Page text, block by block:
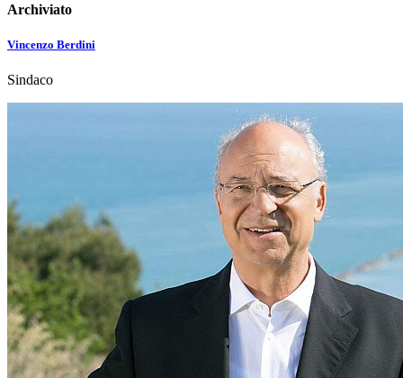
Archiviato
Vincenzo Berdini
Sindaco